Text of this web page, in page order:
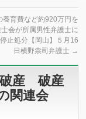
養育費など約920万円を
会が所属男性弁護士に
止処分【岡山】５月16
日横野祟司弁護士 →
産 破産
関連会